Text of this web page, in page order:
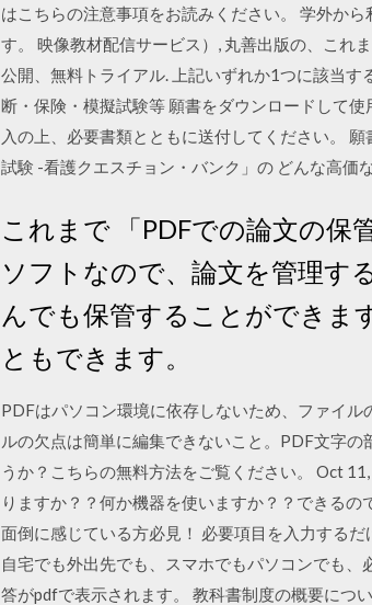
はこちらの注意事項をお読みください。 学外か
す。 映像教材配信サービス）, 丸善出版の、これ
公開、無料トライアル. 上記いずれか1つに該当
断・保険・模擬試験等 願書をダウンロードして
入の上、必要書類とともに送付してください。
試験 -看護クエスチョン・バンク」の どんな高価
これまで 「PDFでの論文の保
ソフトなので、論文を管理す
んでも保管することができま
ともできます。
PDFはパソコン環境に依存しないため、ファイ
ルの欠点は簡単に編集できないこと。PDF文字
うか？こちらの無料方法をご覧ください。 Oct
りますか？？何か機器を使いますか？？できる
面倒に感じている方必見！ 必要項目を入力する
自宅でも外出先でも、スマホでもパソコンでも
答がpdfで表示されます。 教科書制度の概要につ